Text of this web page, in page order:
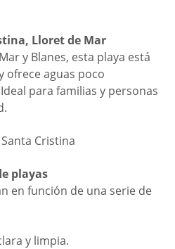
Lloret de Mar
y Blanes, esta playa está
ofrece aguas poco
para familias y personas
Cristina
playas
en función de una serie de
y limpia.